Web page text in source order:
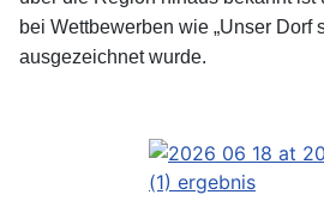
bei Wettbewerben wie „Unser Dorf
ausgezeichnet wurde.